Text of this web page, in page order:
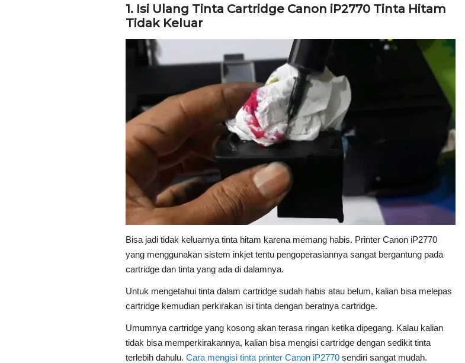
1. Isi Ulang Tinta Cartridge Canon iP2770 Tinta Hitam
Tidak Keluar
Bisa jadi tidak keluarnya tinta hitam karena memang habis. Printer Canon iP2770
yang menggunakan sistem inkjet tentu pengoperasiannya sangat bergantung pada
cartridge dan tinta yang ada di dalamnya.
Untuk mengetahui tinta dalam cartridge sudah habis atau belum, kalian bisa melepas
cartridge kemudian perkirakan isi tinta dengan beratnya cartridge.
Umumnya cartridge yang kosong akan terasa ringan ketika dipegang. Kalau kalian
tidak bisa memperkirakannya, kalian bisa mengisi cartridge dengan sedikit tinta
terlebih dahulu. Cara mengisi tinta printer Canon iP2770 sendiri sangat mudah.